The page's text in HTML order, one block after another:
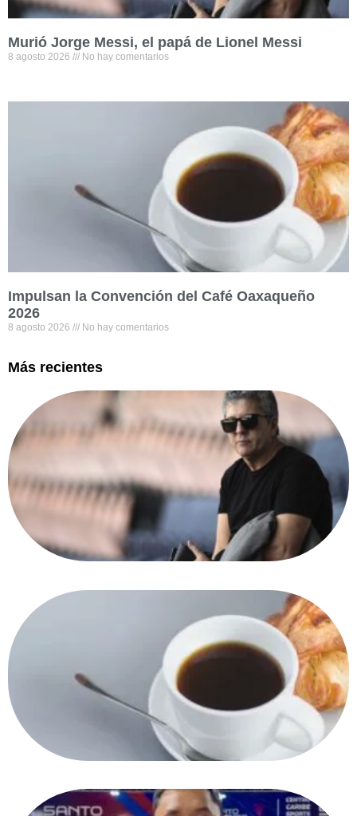
Murió Jorge Messi, el papá de Lionel Messi
8 agosto 2026 No hay comentarios
Impulsan la Convención del Café Oaxaqueño
2026
8 agosto 2026 No hay comentarios
Más recientes